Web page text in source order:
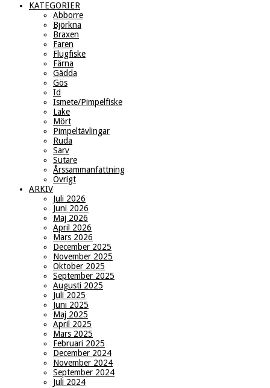
KATEGORIER
Abborre
Björkna
Braxen
Faren
Flugfiske
Färna
Gädda
Gös
Id
Ismete/Pimpelfiske
Lake
Mört
Pimpeltävlingar
Ruda
Sarv
Sutare
Årssammanfattning
Övrigt
ARKIV
Juli 2026
Juni 2026
Maj 2026
April 2026
Mars 2026
December 2025
November 2025
Oktober 2025
September 2025
Augusti 2025
Juli 2025
Juni 2025
Maj 2025
April 2025
Mars 2025
Februari 2025
December 2024
November 2024
September 2024
Juli 2024